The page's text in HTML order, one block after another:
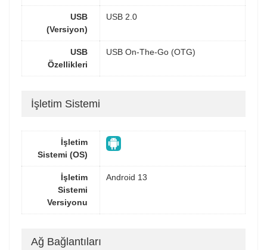
USB
(Versiyon)
USB 2.0
USB
Özellikleri
USB On-The-Go (OTG)
İşletim Sistemi
İşletim
Sistemi (OS)
İşletim
Sistemi
Versiyonu
Android 13
Ağ Bağlantıları